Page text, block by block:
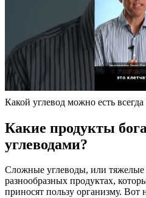
Какой углевод можно есть
Какие продукты
углеводами?
Сложные углеводы, или
разнообразных продуктах,
приносят пользу организму. Вот